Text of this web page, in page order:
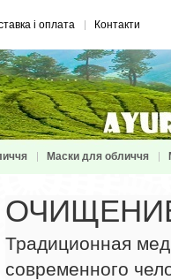
і оплата Контакти
Маски для обличчя
Традиционная
современного